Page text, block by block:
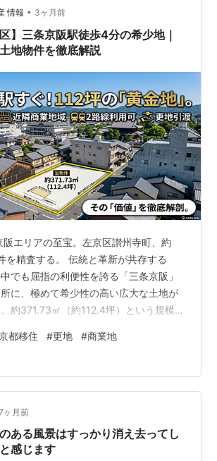
情報 • 3ヶ月前
区】三条京阪駅徒歩4分の希少地｜
地物件を徹底解説
阪エリアの至宝。左京区讃州寺町、約
を精査する。 伝統と革新が共存する
でも屈指の利便性を誇る「三条京阪」
に、極めて希少性の高い広大な土地が
約371.73㎡（約112.4坪）という規模を
紐解いていきます。 ✅ 物件の主要スペ
府京都市左京区新富小路通仁王門下る讃
円 土地面積 371.73㎡（実測
交通 地下鉄東西線「三条京阪」駅 徒歩
三条」駅 徒歩約5分 現況 更…
都移住 #更地 #商業地
ヶ月前
ある風景はすっかり消え去ってし
感じます